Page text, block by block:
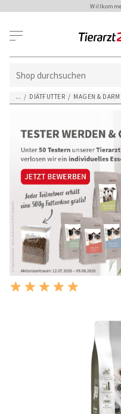
... / DIÄTFUTTER / MAGEN & DARM